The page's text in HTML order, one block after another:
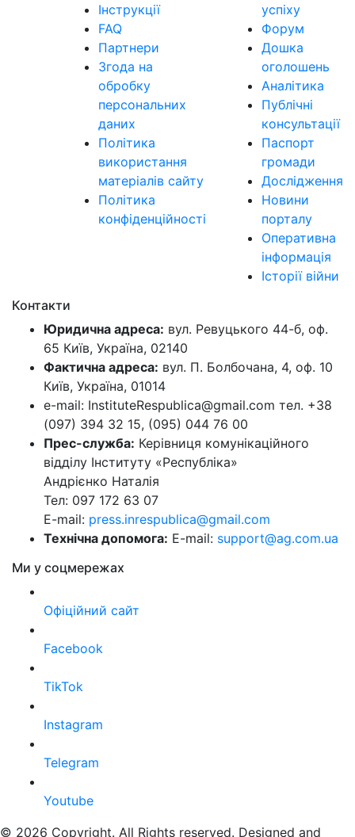
Інструкції
FAQ
Партнери
Згода на
обробку
персональних
даних
Політика
використання
матеріалів сайту
Політика
конфіденційності
успіху
Форум
Дошка
оголошень
Аналітика
Публічні
консультації
Паспорт
громади
Дослідження
Новини
порталу
Оперативна
інформація
Історії війни
Контакти
Юридична адреса: вул. Ревуцького 44-б, оф.
65 Київ, Україна, 02140
Фактична адреса: вул. П. Болбочана, 4, оф. 10
Київ, Україна, 01014
e-mail: InstituteRespublica@gmail.com тел. +38
(097) 394 32 15, (095) 044 76 00
Прес-служба: Керівниця комунікаційного
відділу Інституту «Республіка»
Андрієнко Наталія
Тел: 097 172 63 07
E-mail: press.inrespublica@gmail.com
Технічна допомога: E-mail: support@ag.com.ua
Ми у соцмережах
Офіційний сайт
Facebook
TikTok
Instagram
Telegram
Youtube
© 2026 Copyright. All Rights reserved. Designed and